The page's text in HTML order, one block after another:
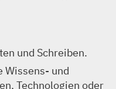
und Schreiben.
Wissens- und
Technologien oder